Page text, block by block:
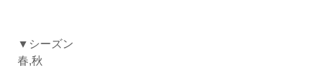
▼シーズン
春,秋